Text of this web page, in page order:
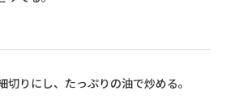
切りにし、たっぷりの油で炒める。